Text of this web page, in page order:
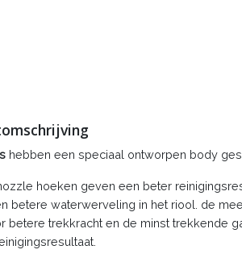
hebben een speciaal ontworpen body
hoeken geven een beter
betere waterwerveling in het riool. de
betere trekkracht en de minst trekkende